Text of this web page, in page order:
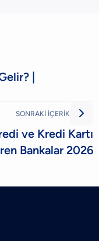
|
SONRAKİ İÇERİK 
ve Kredi Kartı
Bankalar 2026